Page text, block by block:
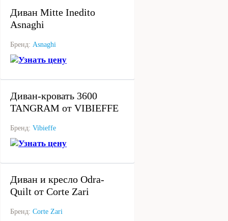
Диван Mitte Inedito
Asnaghi
Бренд: Asnaghi
Узнать цену
Диван-кровать 3600
TANGRAM от VIBIEFFE
Бренд: Vibieffe
Узнать цену
Диван и кресло Odra-
Quilt от Corte Zari
Бренд: Corte Zari